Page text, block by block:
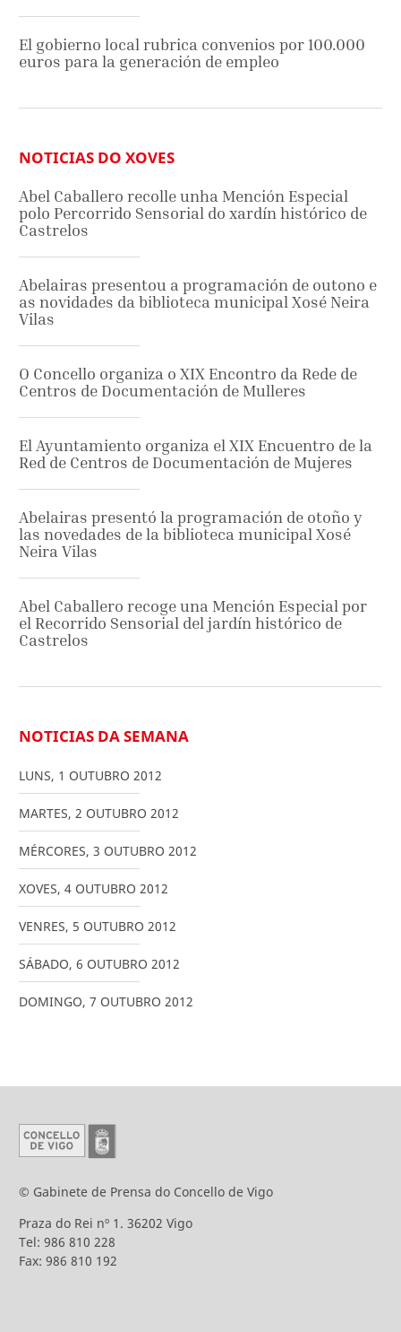
El gobierno local rubrica convenios por 100.000
euros para la generación de empleo
NOTICIAS DO XOVES
Abel Caballero recolle unha Mención Especial
polo Percorrido Sensorial do xardín histórico de
Castrelos
Abelairas presentou a programación de outono e
as novidades da biblioteca municipal Xosé Neira
Vilas
O Concello organiza o XIX Encontro da Rede de
Centros de Documentación de Mulleres
El Ayuntamiento organiza el XIX Encuentro de la
Red de Centros de Documentación de Mujeres
Abelairas presentó la programación de otoño y
las novedades de la biblioteca municipal Xosé
Neira Vilas
Abel Caballero recoge una Mención Especial por
el Recorrido Sensorial del jardín histórico de
Castrelos
NOTICIAS DA SEMANA
LUNS, 1 OUTUBRO 2012
MARTES, 2 OUTUBRO 2012
MÉRCORES, 3 OUTUBRO 2012
XOVES, 4 OUTUBRO 2012
VENRES, 5 OUTUBRO 2012
SÁBADO, 6 OUTUBRO 2012
DOMINGO, 7 OUTUBRO 2012
© Gabinete de Prensa do Concello de Vigo
Praza do Rei nº 1. 36202 Vigo
Tel: 986 810 228
Fax: 986 810 192